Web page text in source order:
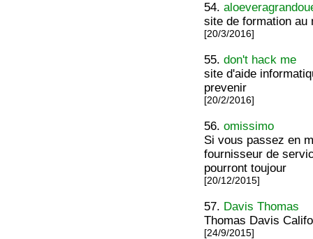
54.
site de formation au
[20/3/2016]
55.don't hack me
site d'aide
prevenir
[20/2/2016]
56.omissimo
Si vous passez en
fournisseur de
pourront toujour
[20/12/2015]
57. Davis Thomas
Thomas Davis
[24/9/2015]